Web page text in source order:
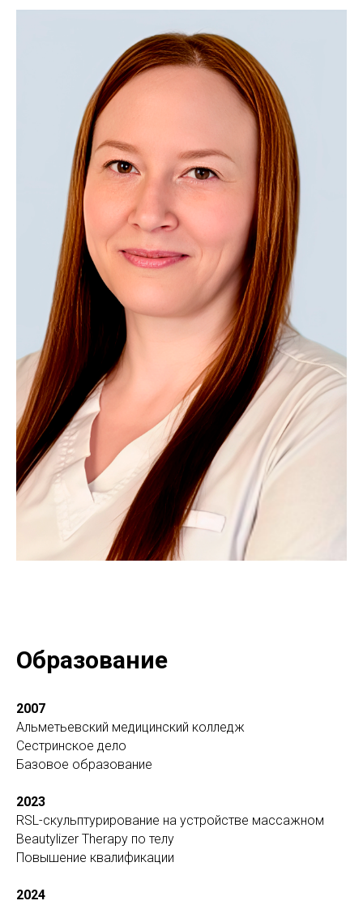
Образование
2007
Альметьевский медицинский колледж
Сестринское дело
Базовое образование
2023
RSL-скульптурирование на устройстве массажном
Beautylizer Therapy по телу
Повышение квалификации
2024